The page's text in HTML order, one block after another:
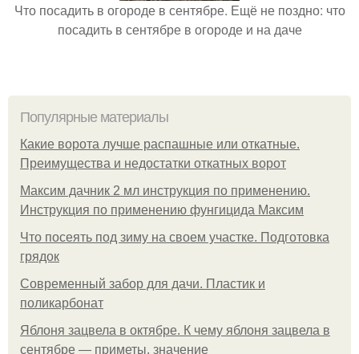
Что посадить в огороде в сентябре. Ещё не поздно: что
посадить в сентябре в огороде и на даче
Популярные материалы
Какие ворота лучше распашные или откатные.
Преимущества и недостатки откатных ворот
Максим дачник 2 мл инструкция по применению.
Инструкция по применению фунгицида Максим
Что посеять под зиму на своем участке. Подготовка
грядок
Современный забор для дачи. Пластик и
поликарбонат
Яблоня зацвела в октябре. К чему яблоня зацвела в
сентябре — приметы, значение